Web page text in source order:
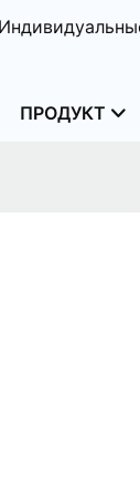
ПРОДУКТ